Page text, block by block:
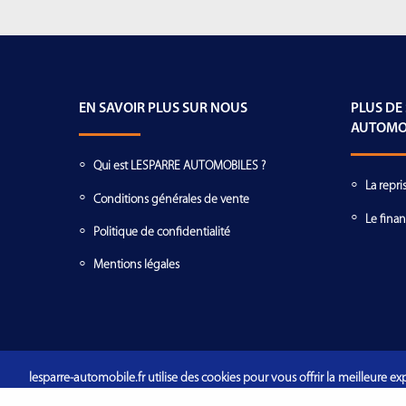
EN SAVOIR PLUS SUR NOUS
Qui est LESPARRE AUTOMOBILES ?
Conditions générales de vente
Politique de confidentialité
Mentions légales
PLUS DE
La
Le
lesparre-automobile.fr utilise des cookies pour vous offrir la meilleure